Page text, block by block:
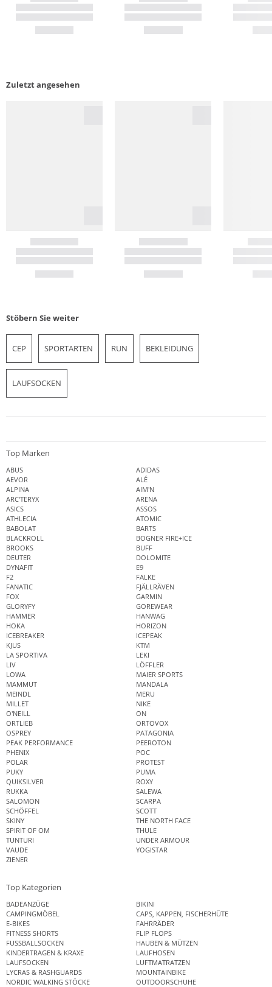
Zuletzt angesehen
Stöbern Sie weiter
CEP SPORTARTEN RUN BEKLEIDUNG
LAUFSOCKEN
Top Marken
ABUS
ADIDAS
AEVOR
ALÉ
ALPINA
AIM'N
ARC'TERYX
ARENA
ASICS
ASSOS
ATHLECIA
ATOMIC
BABOLAT
BARTS
BLACKROLL
BOGNER FIRE+ICE
BROOKS
BUFF
DEUTER
DOLOMITE
DYNAFIT
E9
F2
FALKE
FANATIC
FJÄLLRÄVEN
FOX
GARMIN
GLORYFY
GOREWEAR
HAMMER
HANWAG
HOKA
HORIZON
ICEBREAKER
ICEPEAK
KJUS
KTM
LA SPORTIVA
LEKI
LIV
LÖFFLER
LOWA
MAIER SPORTS
MAMMUT
MANDALA
MEINDL
MERU
MILLET
NIKE
O'NEILL
ON
ORTLIEB
ORTOVOX
OSPREY
PATAGONIA
PEAK PERFORMANCE
PEEROTON
PHENIX
POC
POLAR
PROTEST
PUKY
PUMA
QUIKSILVER
ROXY
RUKKA
SALEWA
SALOMON
SCARPA
SCHÖFFEL
SCOTT
SKINY
THE NORTH FACE
SPIRIT OF OM
THULE
TUNTURI
UNDER ARMOUR
VAUDE
YOGISTAR
ZIENER
Top Kategorien
BADEANZÜGE
BIKINI
CAMPINGMÖBEL
CAPS, KAPPEN, FISCHERHÜTE
E-BIKES
FAHRRÄDER
FITNESS SHORTS
FLIP FLOPS
FUSSBALLSOCKEN
HAUBEN & MÜTZEN
KINDERTRAGEN & KRAXE
LAUFHOSEN
LAUFSOCKEN
LUFTMATRATZEN
LYCRAS & RASHGUARDS
MOUNTAINBIKE
NORDIC WALKING STÖCKE
OUTDOORSCHUHE